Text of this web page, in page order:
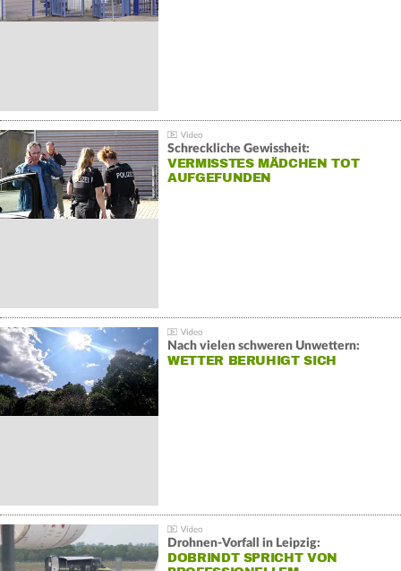
Schreckliche Gewissheit:
VERMISSTES MÄDCHEN TOT
AUFGEFUNDEN
Nach vielen schweren Unwettern:
WETTER BERUHIGT SICH
Drohnen-Vorfall in Leipzig:
DOBRINDT SPRICHT VON